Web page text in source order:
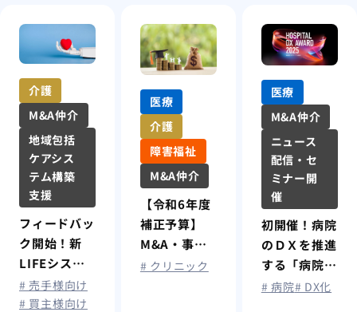
介護
M&A仲介
地域包括
ケアシス
テム構築
支援
フィードバッ
ク開始！新
LIFEシステ
ムの変更点と
利活用法
# 売手様向け
# 買主様向け
医療
介護
障害福祉
M&A仲介
【令和6年度
補正予算】
M&A・事業
承継の補助金
# クリニック
医療
M&A仲介
ニュース
配信・セ
ミナー開
催
初開催！病院
のＤＸを推進
する「病院Ｄ
Ｘアワード
# 病院# DX化